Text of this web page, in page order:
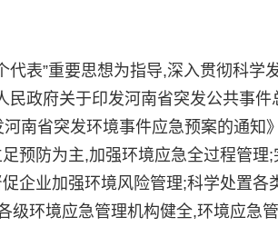
表”重要思想为指导,深入贯彻科学
政府关于印发河南省突发公共事
南省突发环境事件应急预案的通知
预防为主,加强环境应急全过程管理
企业加强环境风险管理;科学处置各
环境应急管理机构健全,环境应急